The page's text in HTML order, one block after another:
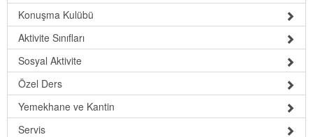
Konuşma Kulübü
Aktivite Sınıfları
Sosyal Aktivite
Özel Ders
Yemekhane ve Kantin
Servis